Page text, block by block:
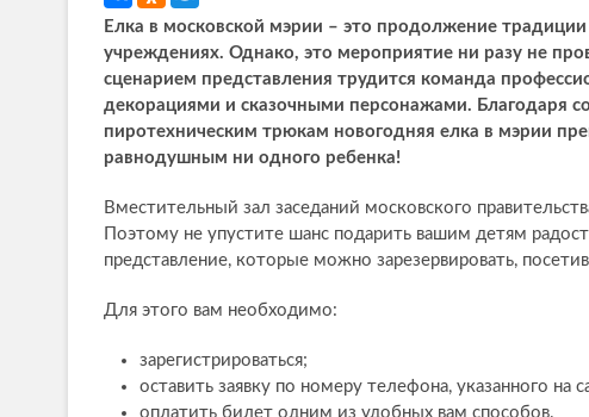
Елка в московской мэрии – это продолжение
учреждениях. Однако, это мероприятие ни разу не
сценарием представления трудится команда
декорациями и сказочными персонажами. Благодаря
пиротехническим трюкам новогодняя елка в мэрии
равнодушным ни одного ребенка!
Вместительный зал заседаний московского
Поэтому не упустите шанс подарить вашим детям
представление, которые можно зарезервировать,
Для этого вам необходимо:
зарегистрироваться;
оставить заявку по номеру телефона, указанного на
оплатить билет одним из удобных вам способов.